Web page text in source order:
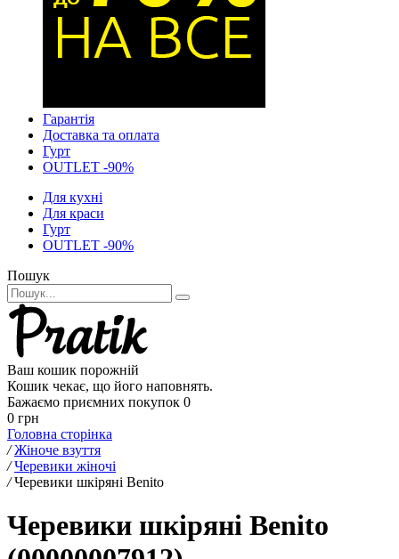
Гарантія
Доставка та оплата
Гурт
OUTLET -90%
Для кухні
Для краси
Гурт
OUTLET -90%
Пошук
Ваш кошик порожній
Кошик чекає, що його наповнять.
Бажаємо приємних покупок 0
0 грн
Головна сторінка
/ Жіноче взуття
/ Черевики жіночі
/ Черевики шкіряні Benito
Черевики шкіряні Benito